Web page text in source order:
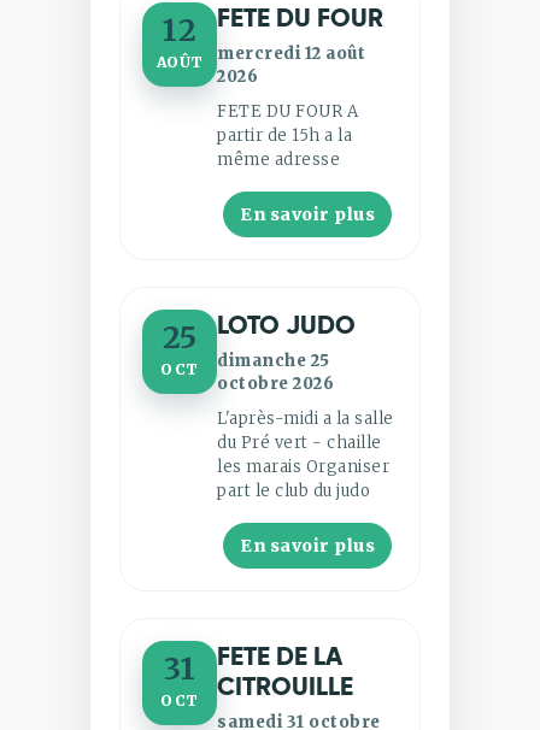
12
AOÛT
FETE DU FOUR
mercredi 12 août
2026
FETE DU FOUR A
partir de 15h a la
même adresse
En savoir plus
25
OCT
LOTO JUDO
dimanche 25
octobre 2026
L'après-midi a la salle
du Pré vert - chaille
les marais Organiser
part le club du judo
En savoir plus
31
OCT
FETE DE LA
CITROUILLE
samedi 31 octobre